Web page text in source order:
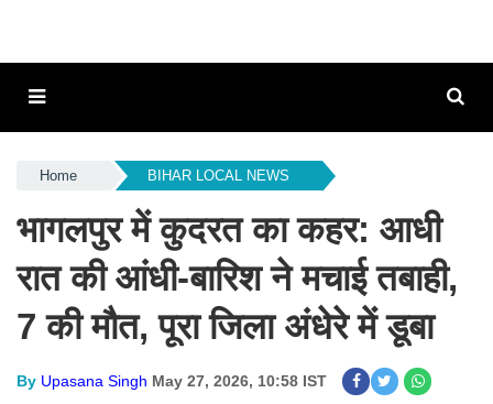
Home BIHAR LOCAL NEWS
भागलपुर में कुदरत का कहर: आधी
रात की आंधी-बारिश ने मचाई तबाही,
7 की मौत, पूरा जिला अंधेरे में डूबा
By Upasana Singh May 27, 2026, 10:58 IST